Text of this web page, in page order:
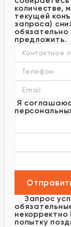
количестве,
текущей
запроса)
предложить.
Я
Запрос
некорректно
попытку